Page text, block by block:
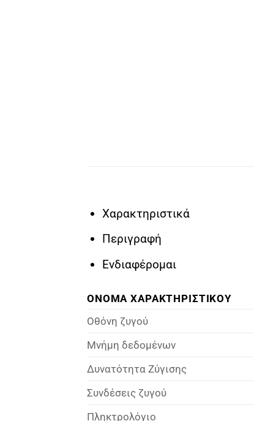
Χαρακτηριστικά
Περιγραφή
Ενδιαφέρομαι
ΟΝΟΜΑ ΧΑΡΑΚΤΗΡΙΣΤΙΚΟΥ
Οθόνη ζυγού
Μνήμη δεδομένων
Δυνατότητα Ζύγισης
Συνδέσεις ζυγού
Πληκτρολόγιο